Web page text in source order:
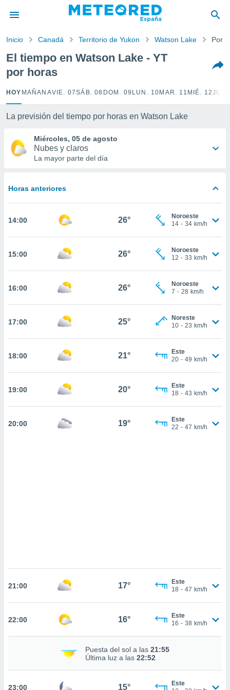
por
para
la
calidad.
a este
las
y
forma
basada
permite
coste.
botón
a la
todas
ya sean
nos
en
perfil
y
En
CONTINUAR
Inicio Canadá Territorio de Yukon Watson Lake Por
El tiempo en Watson Lake - YT
por horas
HOY MAÑANAVIE. 07SÁB. 08 DOM. 09 LUN. 10 MAR. 11 MIÉ. 12JUE.
La previsión del tiempo por horas en Watson Lake
Miércoles, 05 de agosto
Nubes y claros
La mayor parte del día
Horas anteriores
14:00 26°
Noroeste
14 - 34 km/h
15:00 26°
Noroeste
12 - 33 km/h
16:00 26°
Noroeste
7 - 28 km/h
17:00 25°
Noreste
10 - 23 km/h
18:00 21°
Este
20 - 49 km/h
19:00 20°
Este
18 - 43 km/h
20:00 19°
Este
22 - 47 km/h
21:00 17°
Este
18 - 47 km/h
22:00 16°
Este
16 - 38 km/h
Puesta del sol a las 21:55
Última luz a las 22:52
23:00 15°
Este